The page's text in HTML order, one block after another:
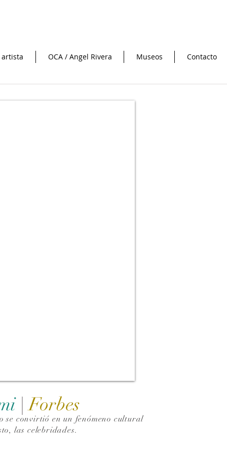
artista OCA / Angel Rivera Museos Contacto
|Forbes
se convirtió en un fenómeno cultural
las celebridades.